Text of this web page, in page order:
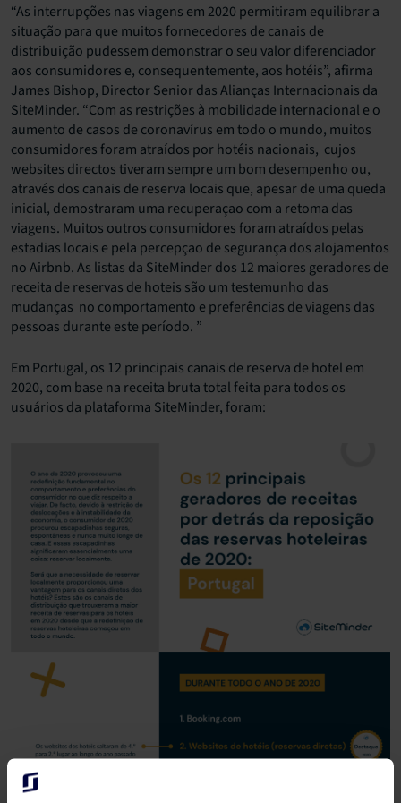
“As interrupções nas viagens em 2020 permitiram equilibrar a
situação para que muitos fornecedores de canais de
distribuição pudessem demonstrar o seu valor diferenciador
aos consumidores e, consequentemente, aos hotéis”, afirma
James Bishop, Director Senior das Alianças Internacionais da
SiteMinder. “Com as restrições à mobilidade internacional e o
aumento de casos de coronavírus em todo o mundo, muitos
consumidores foram atraídos por hotéis nacionais, cujos
websites directos tiveram sempre um bom desempenho ou,
através dos canais de reserva locais que, apesar de uma queda
inicial, demostraram uma recuperaçao com a retoma das
viagens. Muitos outros consumidores foram atraídos pelas
estadias locais e pela percepçao de segurança dos alojamentos
no Airbnb. As listas da SiteMinder dos 12 maiores geradores de
receita de reservas de hoteis são um testemunho das
mudanças no comportamento e preferências de viagens das
pessoas durante este período. ”
Em Portugal, os 12 principais canais de reserva de hotel em
2020, com base na receita bruta total feita para todos os
usuários da plataforma SiteMinder, foram: